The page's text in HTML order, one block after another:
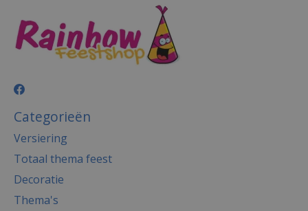
Categorieën
Versiering
Totaal thema feest
Decoratie
Thema's